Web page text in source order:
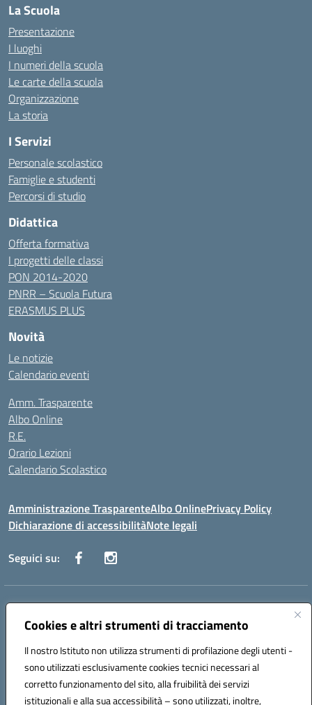
Cookies e altri strumenti di tracciamento
Il nostro Istituto non utilizza strumenti di profilazione degli utenti -
sono utilizzati esclusivamente cookies tecnici necessari al
corretto funzionamento del sito, alla fruibilità dei servizi
istituzionali e alla sua accessibilità – sono utilizzati, inoltre,
La Scuola
Presentazione
I luoghi
I numeri della scuola
Le carte della scuola
Organizzazione
La storia
I Servizi
Personale scolastico
Famiglie e studenti
Percorsi di studio
Didattica
Offerta formativa
I progetti delle classi
PON 2014-2020
PNRR – Scuola Futura
ERASMUS PLUS
Novità
Le notizie
Calendario eventi
Amm. Trasparente
Albo Online
R.E.
Orario Lezioni
Calendario Scolastico
Amministrazione TrasparenteAlbo OnlinePrivacy Policy
Dichiarazione di accessibilitàNote legali
Seguici su:
Indirizzo:Via Vecchini n. 2, Ancona 60123 - Via M. Marini n. 33, Ancona
60129
Posta elettronica certificata (PEC):anis01200g@pec.istruzione.it
Codice fiscale: 93122280428
Codice meccanografico:ANIS01200G